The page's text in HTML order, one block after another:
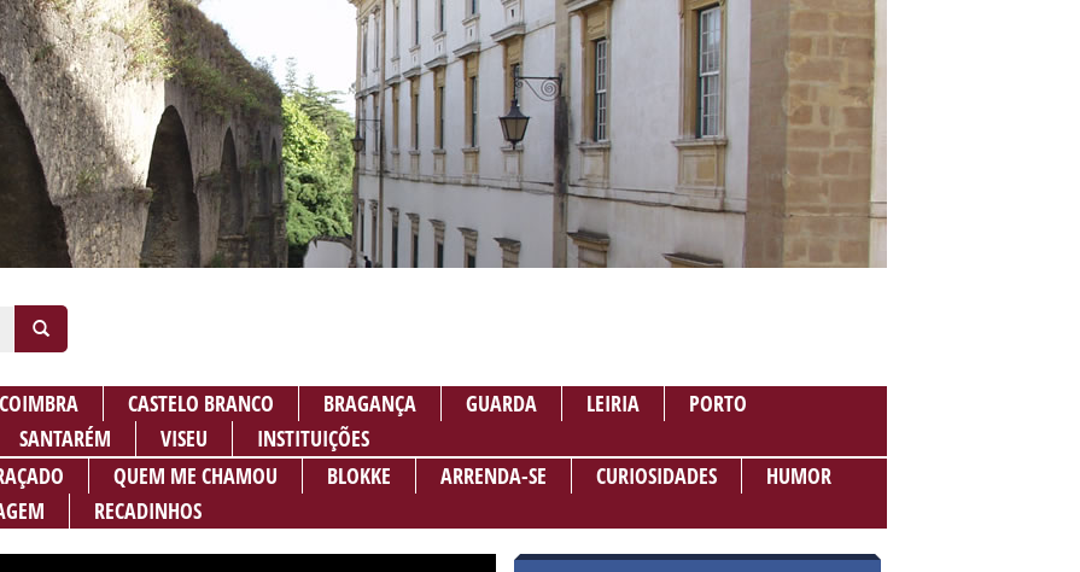
COIMBRA CASTELO BRANCO BRAGANÇA GUARDA LEIRIA
PORTO
SANTARÉM VISEU
INSTITUIÇÕES
QUEM ME CHAMOU BLOKKE ARRENDA-SE CURIOSIDADES
HUMOR
RECADINHOS